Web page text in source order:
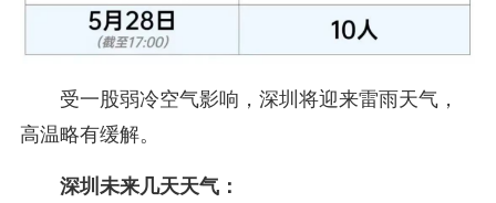
受一股弱冷空气影响，深圳将迎来雷雨天气，
高温略有缓解。
深圳未来几天天气：